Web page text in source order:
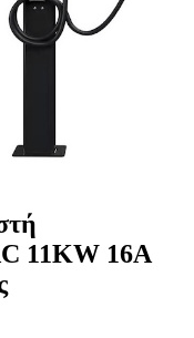
11KW 16A